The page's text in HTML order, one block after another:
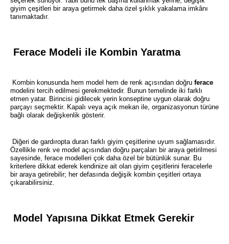
giyim çeşitleri bir araya getirmek daha özel şıklık yakalama imkânı
tanımaktadır.
Ferace Modeli ile Kombin Yaratma
Kombin konusunda hem model hem de renk açısından doğru ferace
modelini tercih edilmesi gerekmektedir. Bunun temelinde iki farklı
etmen yatar. Birincisi gidilecek yerin konseptine uygun olarak doğru
parçayı seçmektir. Kapalı veya açık mekan ile, organizasyonun türüne
bağlı olarak değişkenlik gösterir.
Diğeri de gardıropta duran farklı giyim çeşitlerine uyum sağlamasıdır.
Özellikle renk ve model açısından doğru parçaları bir araya getirilmesi
sayesinde, ferace modelleri çok daha özel bir bütünlük sunar. Bu
kriterlere dikkat ederek kendinize ait olan giyim çeşitlerini feracelerle
bir araya getirebilir; her defasında değişik kombin çeşitleri ortaya
çıkarabilirsiniz.
Model Yapısına Dikkat Etmek Gerekir